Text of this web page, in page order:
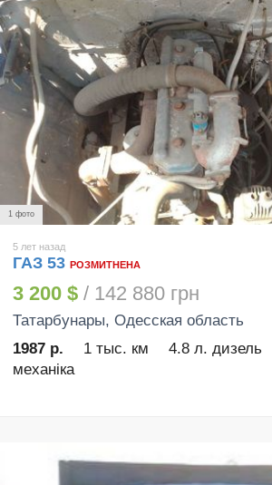
1 фото
5 лет назад
ГАЗ 53 РОЗМИТНЕНА
3 200 $ / 142 880 грн
Татарбунары, Одесская область
1987 р.
1 тыс. км 4.8 л. дизель
механіка